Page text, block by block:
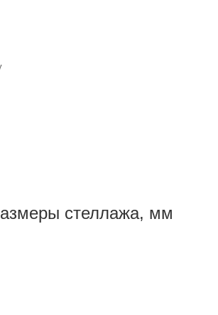
стеллажа, мм